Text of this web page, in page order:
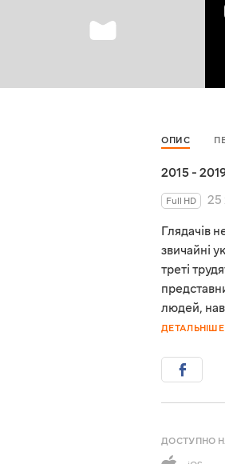
ОПИС
2015 - 2019
Full HD
25
Глядачів
звичайні
треті
людей,
ДЕТАЛЬНІШЕ
ДОСТУПНО